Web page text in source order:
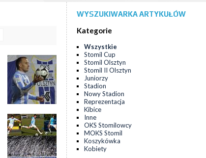
WYSZUKIWARKA ARTYKUŁÓW
Kategorie
Wszystkie
Stomil Cup
Stomil Olsztyn
Stomil II Olsztyn
Juniorzy
Stadion
Nowy Stadion
Reprezentacja
Kibice
Inne
OKS Stomilowcy
MOKS Stomil
Koszykówka
Kobiety